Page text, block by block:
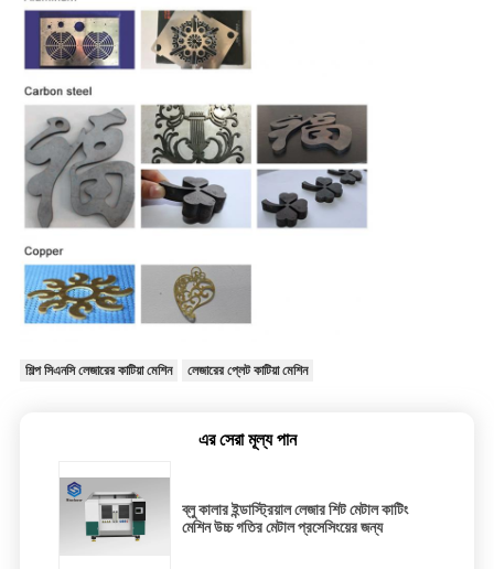
শিল্প সিএনসি লেজারের কাটিয়া মেশিন লেজারের প্লেট কাটিয়া মেশিন
এর সেরা মূল্য পান
ব্লু কালার ইন্ডাস্ট্রিয়াল লেজার শিট মেটাল কাটিং
মেশিন উচ্চ গতির মেটাল প্রসেসিংয়ের জন্য